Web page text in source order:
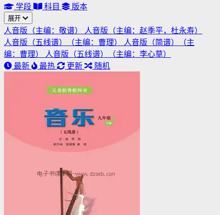
学段 科目 版本
展开
人音版（主编：敬谱）
人音版（主编：赵季平，杜永寿）
人音版（五线谱）（主编：曹理）
人音版（简谱）（主
编：曹理）
人音版（五线谱）（主编：李心草）
最新
最热 更新 随机